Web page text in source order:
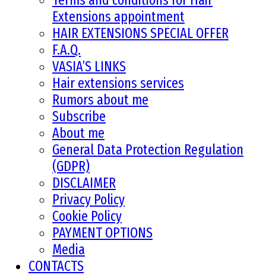
Extensions appointment
HAIR EXTENSIONS SPECIAL OFFER
F.A.Q.
VASIA’S LINKS
Hair extensions services
Rumors about me
Subscribe
About me
General Data Protection Regulation
(GDPR)
DISCLAIMER
Privacy Policy
Cookie Policy
PAYMENT OPTIONS
Media
CONTACTS